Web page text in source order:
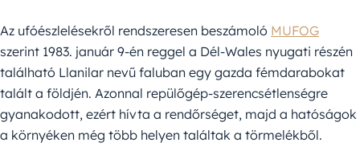
Az ufóészlelésekről rendszeresen beszámoló MUFOG
szerint 1983. január 9-én reggel a Dél-Wales nyugati részén
található Llanilar nevű faluban egy gazda fémdarabokat
talált a földjén. Azonnal repülőgép-szerencsétlenségre
gyanakodott, ezért hívta a rendőrséget, majd a hatóságok
a környéken még több helyen találtak a törmelékből.